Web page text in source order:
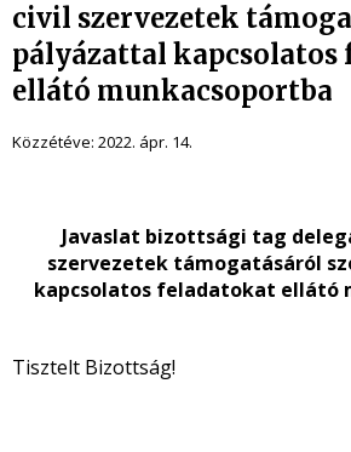
civil szervezetek
pályázattal kapcsolatos
ellátó munkacsoportba
Közzétéve: 2022. ápr. 14.
Javaslat bizottsági tag
szervezetek támogatásáról
kapcsolatos feladatokat ellátó
Tisztelt Bizottság!